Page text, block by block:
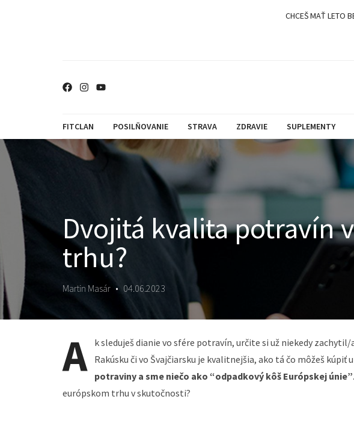
CHCEŠ MAŤ LETO
FITCLAN POSILŇOVANIE STRAVA ZDRAVIE SUPLEMENTY
Dvojitá kvalita potravín
trhu?
Martin Masár • 04.06.2023
A
k sleduješ dianie vo sfére potravín, určite si už niekedy zachytil/
Rakúsku či vo Švajčiarsku je kvalitnejšia, ako tá čo môžeš kúpiť
potraviny a sme niečo ako “odpadkový kôš Európskej únie”
európskom trhu v skutočnosti?